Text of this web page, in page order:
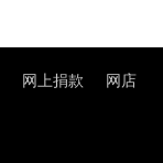
网上捐款 网店